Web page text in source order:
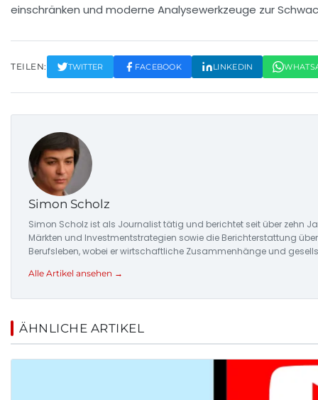
einschränken und moderne Analysewerkzeuge zur
TEILEN: TWITTER FACEBOOK LINKEDIN
Simon Scholz
Simon Scholz ist als Journalist tätig und berichtet seit über zehn
Märkten und Investmentstrategien sowie die Berichterstattung
Berufsleben, wobei er wirtschaftliche Zusammenhänge und
Alle Artikel ansehen →
ÄHNLICHE ARTIKEL